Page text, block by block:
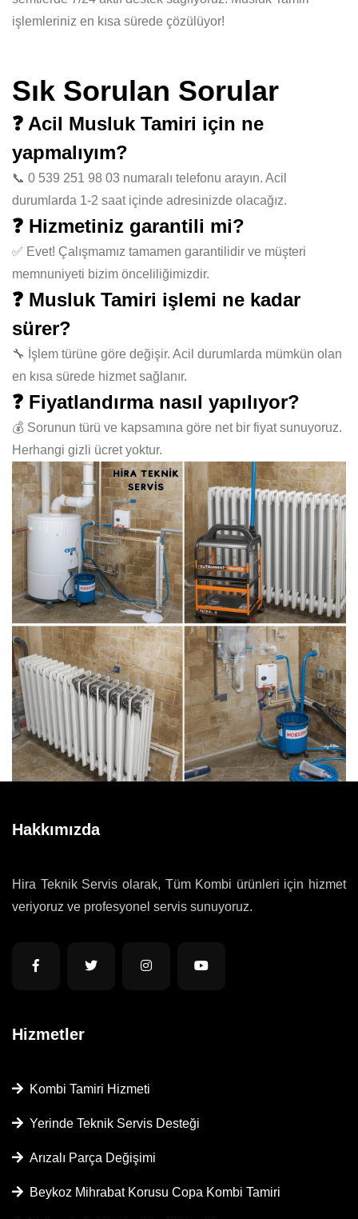
işlemleriniz en kısa sürede çözülüyor!
Sık Sorulan Sorular
❓ Acil Musluk Tamiri için ne
yapmalıyım?
📞 0 539 251 98 03 numaralı telefonu arayın. Acil
durumlarda 1-2 saat içinde adresinizde olacağız.
❓ Hizmetiniz garantili mi?
✅ Evet! Çalışmamız tamamen garantilidir ve müşteri
memnuniyeti bizim önceliliğimizdir.
❓ Musluk Tamiri işlemi ne kadar
sürer?
🔧 İşlem türüne göre değişir. Acil durumlarda mümkün olan
en kısa sürede hizmet sağlanır.
❓ Fiyatlandırma nasıl yapılıyor?
💰 Sorunun türü ve kapsamına göre net bir fiyat sunuyoruz.
Herhangi gizli ücret yoktur.
Hakkımızda
Hira Teknik Servis olarak, Tüm Kombi ürünleri için hizmet
veriyoruz ve profesyonel servis sunuyoruz.
Hizmetler
Kombi Tamiri Hizmeti
Yerinde Teknik Servis Desteği
Arızalı Parça Değişimi
Beykoz Mihrabat Korusu Copa Kombi Tamiri